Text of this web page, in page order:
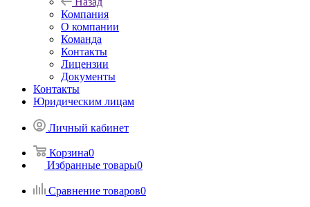
Компания
О компании
Команда
Контакты
Лицензии
Документы
Контакты
Юридическим лицам
Личный кабинет
Корзина0
Избранные товары0
Сравнение товаров0